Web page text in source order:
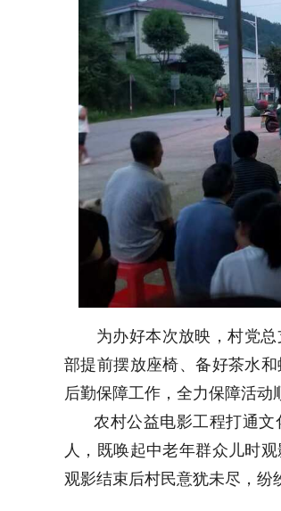
为办好本次放映，村党
部提前摆放座椅、备好茶水
后勤保障工作，全力保障活动
农村公益电影工程打通文
人，既唤起中老年群众儿时
观影结束后村民意犹未尽，纷